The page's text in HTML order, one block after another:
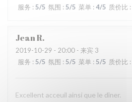
服务 : 5/5 氛围 : 5/5 菜单 : 4/5 质价比 :
JeanR
2019-10-29 - 20:00 - 来宾 3
服务 :5/5 氛围 : 5/5 菜单 : 5/5 质价比 :
Excellent acceuil ainsi que le dîner.